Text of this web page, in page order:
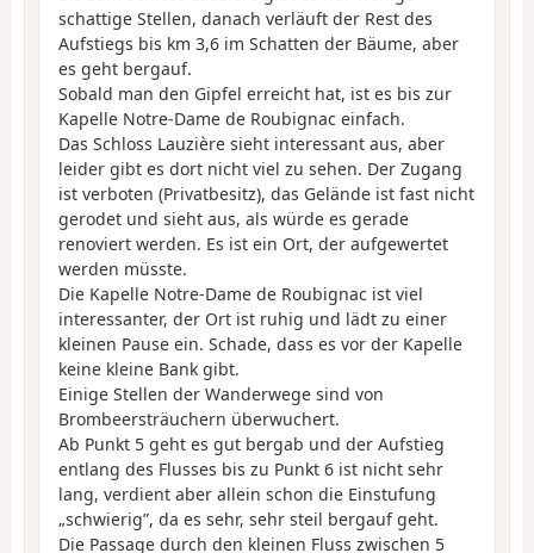
schattige Stellen, danach verläuft der Rest des
Aufstiegs bis km 3,6 im Schatten der Bäume, aber
es geht bergauf.
Sobald man den Gipfel erreicht hat, ist es bis zur
Kapelle Notre-Dame de Roubignac einfach.
Das Schloss Lauzière sieht interessant aus, aber
leider gibt es dort nicht viel zu sehen. Der Zugang
ist verboten (Privatbesitz), das Gelände ist fast nicht
gerodet und sieht aus, als würde es gerade
renoviert werden. Es ist ein Ort, der aufgewertet
werden müsste.
Die Kapelle Notre-Dame de Roubignac ist viel
interessanter, der Ort ist ruhig und lädt zu einer
kleinen Pause ein. Schade, dass es vor der Kapelle
keine kleine Bank gibt.
Einige Stellen der Wanderwege sind von
Brombeersträuchern überwuchert.
Ab Punkt 5 geht es gut bergab und der Aufstieg
entlang des Flusses bis zu Punkt 6 ist nicht sehr
lang, verdient aber allein schon die Einstufung
„schwierig”, da es sehr, sehr steil bergauf geht.
Die Passage durch den kleinen Fluss zwischen 5